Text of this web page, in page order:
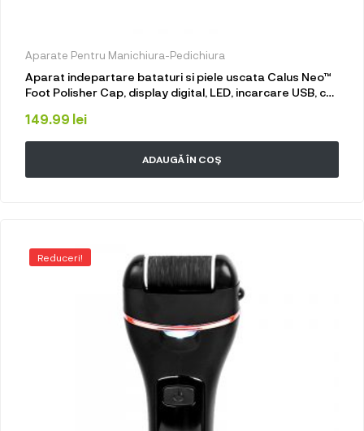
Aparate Pentru Manichiura-Pedichiura
Aparat indepartare bataturi si piele uscata Calus Neo™
Foot Polisher Cap, display digital, LED, incarcare USB, cu
149.99 lei
ADAUGĂ ÎN COȘ
Reduceri!